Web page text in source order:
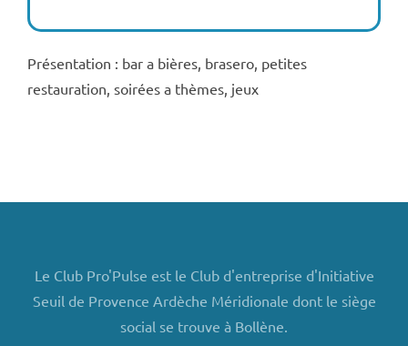
Présentation : bar a bières, brasero, petites
restauration, soirées a thèmes, jeux
Le Club Pro'Pulse est le Club d'entreprise d'Initiative
Seuil de Provence Ardèche Méridionale dont le siège
social se trouve à Bollène.